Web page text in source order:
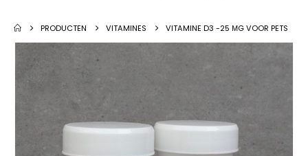
PRODUCTEN VITAMINES VITAMINE D3 -25 ΜG VOOR PETS